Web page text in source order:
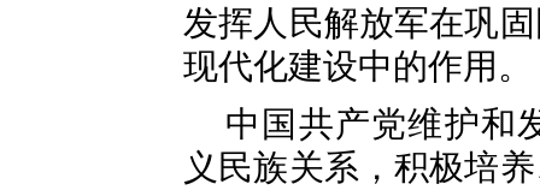
发挥人民解放军在巩
现代化建设中的作用。
中国共产党维护和
义民族关系，积极培